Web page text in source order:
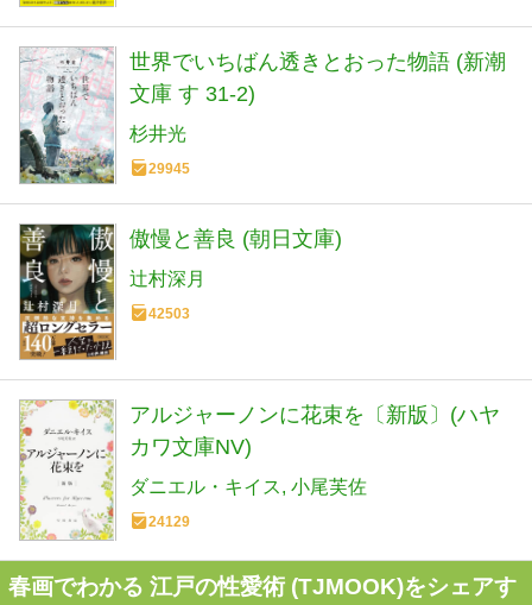
世界でいちばん透きとおった物語 (新潮
文庫 す 31-2)
杉井光
29945
傲慢と善良 (朝日文庫)
辻村深月
42503
アルジャーノンに花束を〔新版〕(ハヤ
カワ文庫NV)
ダニエル・キイス 小尾芙佐
24129
春画でわかる 江戸の性愛術 (TJMOOK)をシェアす